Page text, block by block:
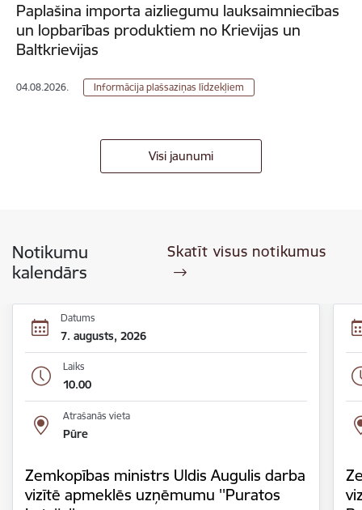
Paplašina importa aizliegumu lauksaimniecības
un lopbarības produktiem no Krievijas un
Baltkrievijas
04.08.2026. Informācija plašsaziņas līdzekļiem
Visi jaunumi
Notikumu
kalendārs
Skatīt visus notikumus
Datums
7. augusts, 2026
Laiks
10.00
Atrašanās vieta
Pūre
Zemkopības ministrs Uldis Augulis darba
vizītē apmeklēs uzņēmumu ''Puratos